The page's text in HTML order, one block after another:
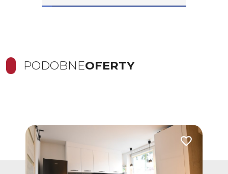
PODOBNEOFERTY
Dodaj do